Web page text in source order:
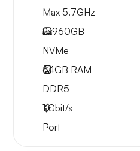
Max 5.7GHz
2x960GB
NVMe
64GB RAM
DDR5
1Gbit/s
Port